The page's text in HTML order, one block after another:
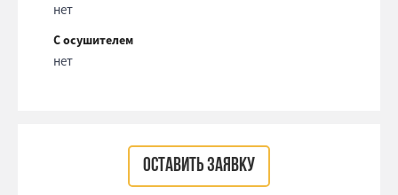
нет
С осушителем
нет
ОСТАВИТЬ ЗАЯВКУ